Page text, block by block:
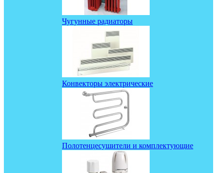
Чугунные радиаторы
Конвекторы электрические
Полотенцесушители и комплектующие